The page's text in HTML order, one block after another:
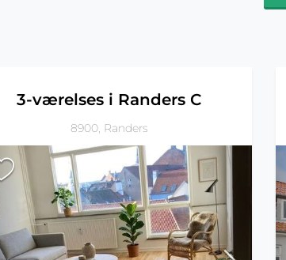
3-værelses i Randers C
8900, Randers